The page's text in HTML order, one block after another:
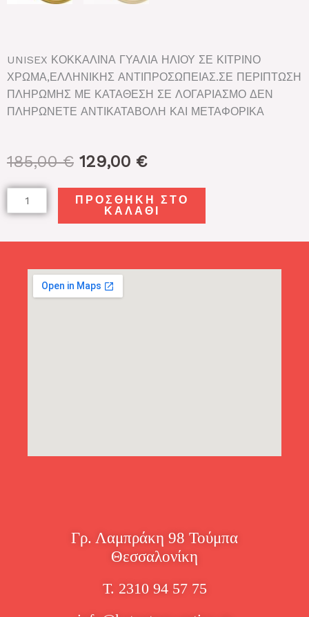
UNISEX ΚΟΚΚΑΛΙΝΑ ΓΥΑΛΙΑ ΗΛΙΟΥ ΣΕ ΚΙΤΡΙΝΟ
ΧΡΩΜΑ,ΕΛΛΗΝΙΚΗΣ ΑΝΤΙΠΡΟΣΩΠΕΙΑΣ.ΣΕ ΠΕΡΙΠΤΩΣΗ
ΠΛΗΡΩΜΗΣ ΜΕ ΚΑΤΑΘΕΣΗ ΣΕ ΛΟΓΑΡΙΑΣΜΟ ΔΕΝ
ΠΛΗΡΩΝΕΤΕ ΑΝΤΙΚΑΤΑΒΟΛΗ ΚΑΙ ΜΕΤΑΦΟΡΙΚΑ
185,00€ Original
was:
185,00 €.
129,00 €Η
τιμή
είναι:
129,00 €.
RALPH
LAUREN
ποσότητα
ΠΡΟΣΘΉΚΗ ΣΤΟ
ΚΑΛΆΘΙ
Γρ. Λαμπράκη 98 Τούμπα
Θεσσαλονίκη
Τ. 2310 94 57 75